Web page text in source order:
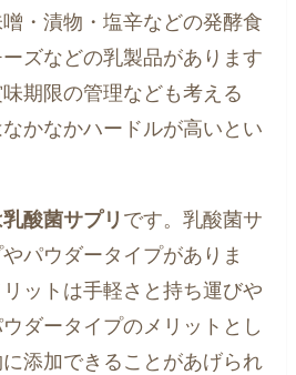
・漬物・塩辛などの発酵食
ズなどの乳製品があります
期限の管理なども考える
かなかハードルが高いとい
酸菌サプリ です。乳酸菌サ
パウダータイプがありま
ットは手軽さと持ち運びや
ダータイプのメリットとし
添加できることがあげられ